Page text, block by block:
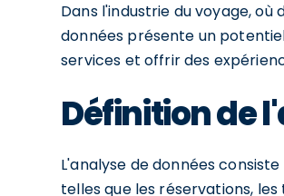
Dans l'industrie du voyage,
données présente un
services et offrir des
Définition de
L'analyse de données
telles que les réservations,